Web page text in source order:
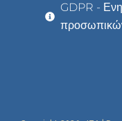
GDPR -